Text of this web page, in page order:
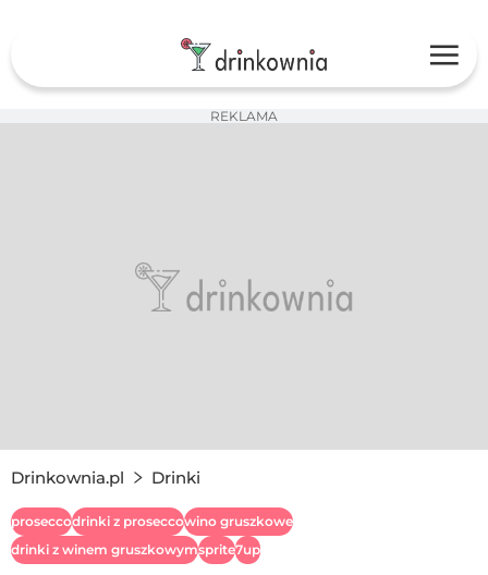
REKLAMA
Drinkownia.pl Drinki
proseccodrinki z proseccowino gruszkowe
drinki z winem gruszkowymsprite7up